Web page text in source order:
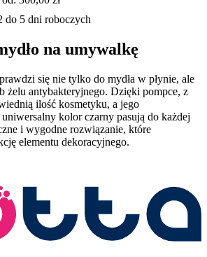
do 5 dni roboczych
na umywalkę
się nie tylko do mydła w płynie, ale
żelu antybakteryjnego. Dzięki pompce, z
ilość kosmetyku, a jego
kolor czarny pasują do każdej
i wygodne rozwiązanie, które
elementu dekoracyjnego.